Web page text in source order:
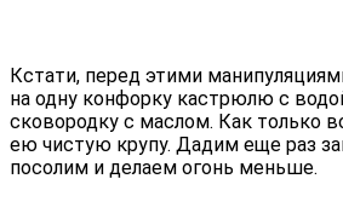
Кстати, перед этими
на одну конфорку кастрюлю с
сковородку с маслом. Как только
ею чистую крупу. Дадим еще раз
посолим и делаем огонь меньше.